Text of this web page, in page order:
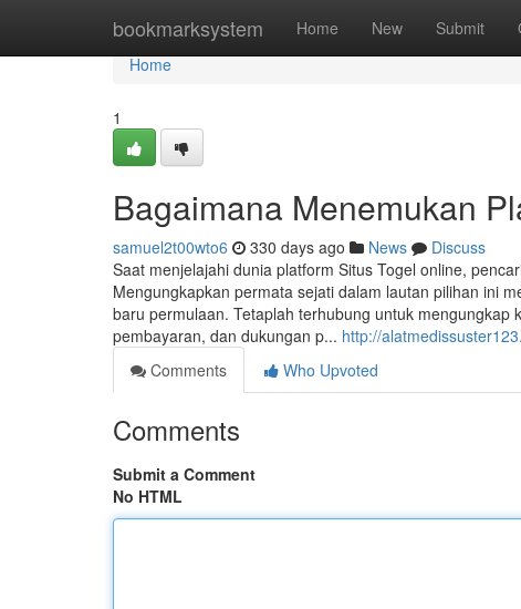
bookmarksystem Home New Submit
Home
Home
1
Bagaimana Menemukan
samuel2t00wto6 330 days ago News
Discuss
Saat menjelajahi dunia platform Situs Togel online,
Mengungkapkan permata sejati dalam lautan pilihan ini
baru permulaan. Tetaplah terhubung untuk
pembayaran, dan dukungan p... http://
Comments
Who Upvoted
Comments
Submit a Comment
No HTML